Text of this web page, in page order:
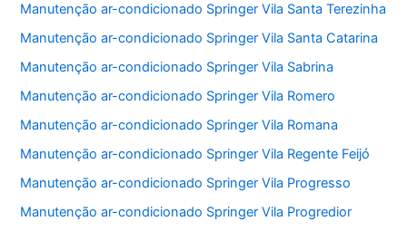
Manutenção ar-condicionado Springer Vila Santa Terezinha
Manutenção ar-condicionado Springer Vila Santa Catarina
Manutenção ar-condicionado Springer Vila Sabrina
Manutenção ar-condicionado Springer Vila Romero
Manutenção ar-condicionado Springer Vila Romana
Manutenção ar-condicionado Springer Vila Regente Feijó
Manutenção ar-condicionado Springer Vila Progresso
Manutenção ar-condicionado Springer Vila Progredior